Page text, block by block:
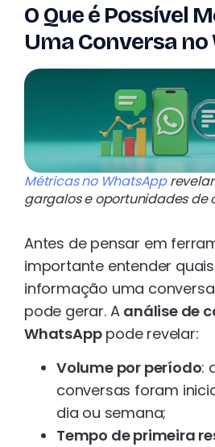
O Que é Possível
Uma Conversa
Métricas no WhatsApp
gargalos e oportunidades de
Antes de pensar em
importante entender
informação uma
pode gerar. A análise de
WhatsApppode revelar:
Volume por período:
conversas foram
dia ou semana;
Tempo de primeira